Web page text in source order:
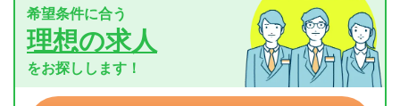
希望条件に合う
理想の求人
をお探しします！